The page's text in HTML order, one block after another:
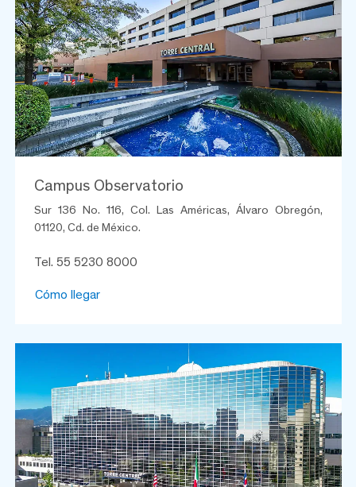
Campus Observatorio
Sur 136 No. 116, Col. Las Américas, Álvaro Obregón,
01120, Cd. de México.
Tel. 55 5230 8000
Cómo llegar